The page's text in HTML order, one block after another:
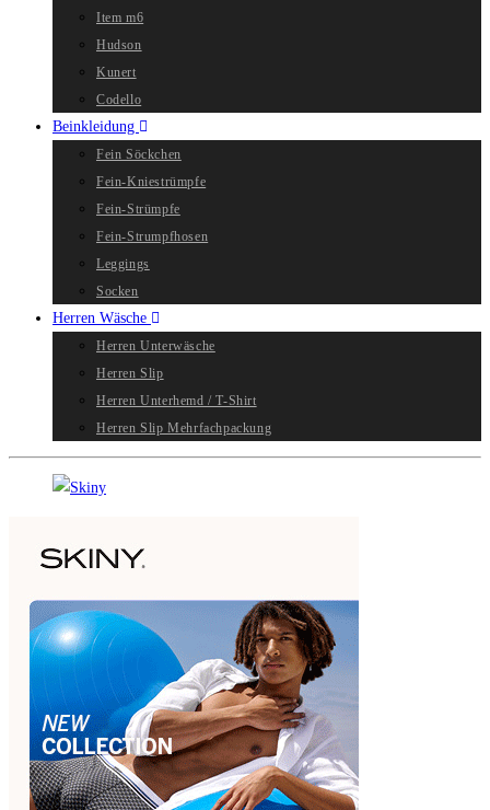
Item m6
Hudson
Kunert
Codello
Beinkleidung
Fein Söckchen
Fein-Kniestrümpfe
Fein-Strümpfe
Fein-Strumpfhosen
Leggings
Socken
Herren Wäsche
Herren Unterwäsche
Herren Slip
Herren Unterhemd / T-Shirt
Herren Slip Mehrfachpackung